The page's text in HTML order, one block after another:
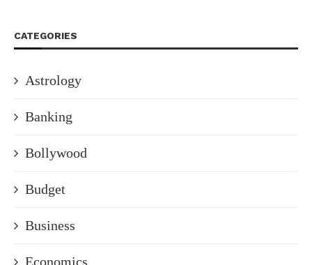
CATEGORIES
Astrology
Banking
Bollywood
Budget
Business
Economics